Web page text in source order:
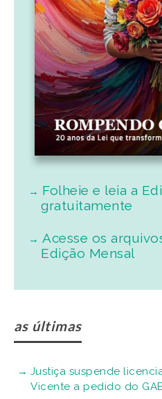
Folheie e leia a
gratuitamente
Acesse os
Edição Mensal
as últimas
Justiça suspende
Vicente a pedido do